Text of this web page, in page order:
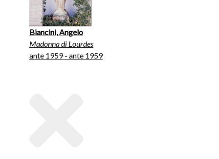
Biancini, Angelo
Madonna di Lourdes
ante 1959 - ante 1959